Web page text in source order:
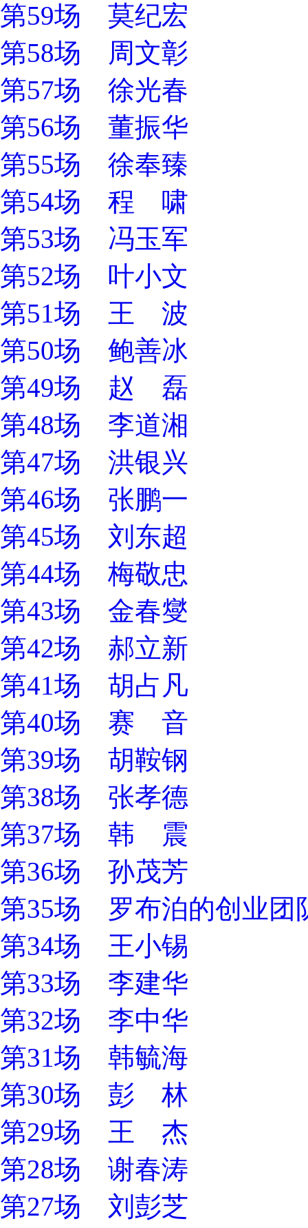
第59场 莫纪宏
第58场 周文彰
第57场 徐光春
第56场 董振华
第55场 徐奉臻
第54场 程 啸
第53场 冯玉军
第52场 叶小文
第51场 王 波
第50场 鲍善冰
第49场 赵 磊
第48场 李道湘
第47场 洪银兴
第46场 张鹏一
第45场 刘东超
第44场 梅敬忠
第43场 金春燮
第42场 郝立新
第41场 胡占凡
第40场 赛 音
第39场 胡鞍钢
第38场 张孝德
第37场 韩 震
第36场 孙茂芳
第35场 罗布泊的创业团
第34场 王小锡
第33场 李建华
第32场 李中华
第31场 韩毓海
第30场 彭 林
第29场 王 杰
第28场 谢春涛
第27场 刘彭芝